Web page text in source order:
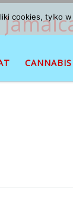
CANNABIS
cookies, tylko